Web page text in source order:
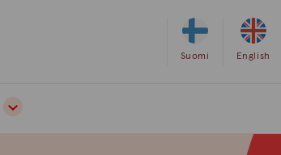
Valitse
Suomi
Valitse
English